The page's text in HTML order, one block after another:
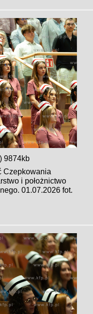
9874kb
Czepkowania
i położnictwo
01.07.2026 fot.